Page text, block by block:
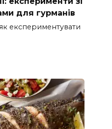
для гурманів
експериментувати